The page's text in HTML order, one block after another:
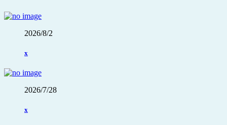
2026/8/2
x
2026/7/28
x